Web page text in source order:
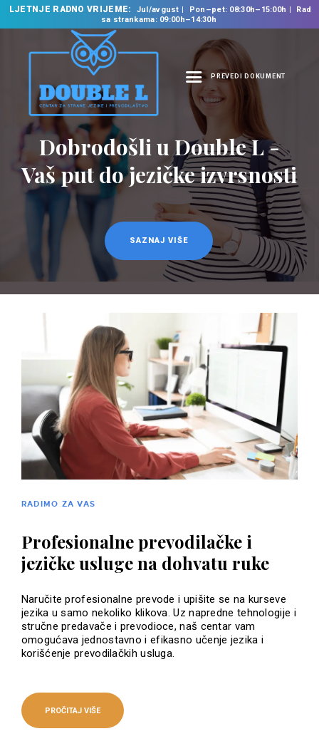
LJETNJE RADNO VRIJEME: Jul/avgust Pon–pet: 08:30h–15:00h
Rad
sa strankama: 09:00h–14:30h
PREVEDI DOKUMENT
NASLOVNA
O NAMA
NAŠE USLUGE
ŠKOLA STRANIH
JEZIKA
PREVODILAČKI BIRO
KURSEVI
NOVOSTI
KONTAKT
Dobrodošli u Double L -
Vaš put do jezičke izvrsnosti
SAZNAJ VIŠE
RADIMO ZA VAS
Profesionalne prevodilačke i
jezičke usluge na dohvatu ruke
Naručite profesionalne prevode i upišite se na kurseve
jezika u samo nekoliko klikova. Uz napredne tehnologije i
stručne predavače i prevodioce, naš centar vam
omogućava jednostavno i efikasno učenje jezika i
korišćenje prevodilačkih usluga.
PROČITAJ VIŠE